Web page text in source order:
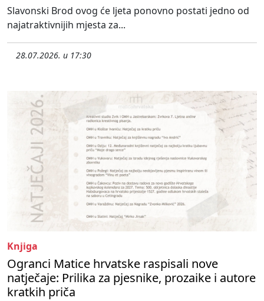
Slavonski Brod ovog će ljeta ponovno postati jedno od
najatraktivnijih mjesta za...
28.07.2026. u 17:30
Knjiga
Ogranci Matice hrvatske raspisali nove
natječaje: Prilika za pjesnike, prozaike i autore
kratkih priča